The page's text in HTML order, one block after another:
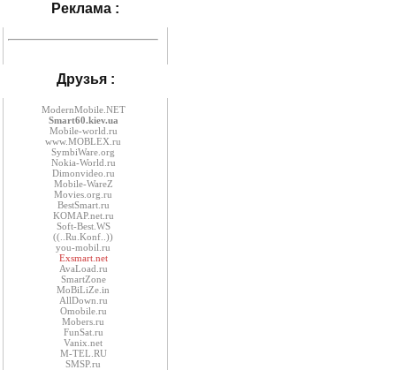
Реклама :
Друзья :
ModernMobile.NET
Smart60.kiev.ua
Mobile-world.ru
www.MOBLEX.ru
SymbiWare.org
Nokia-World.ru
Dimonvideo.ru
Mobile-WareZ
Movies.org.ru
BestSmart.ru
KOMAP.net.ru
Soft-Best.WS
((..Ru.Konf..))
you-mobil.ru
Exsmart.net
AvaLoad.ru
SmartZone
MoBiLiZe.in
AllDown.ru
Оmobile.ru
Mobers.ru
FunSat.ru
Vanix.net
M-TEL.RU
SMSP.ru